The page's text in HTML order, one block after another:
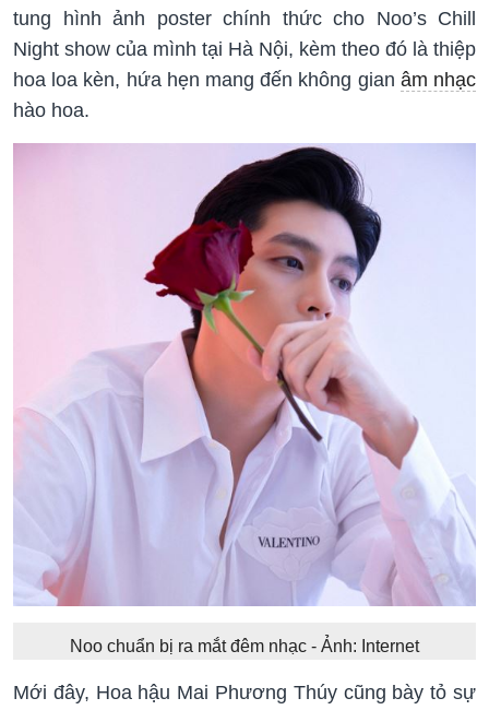
tung hình ảnh poster chính thức cho Noo’s Chill
Night show của mình tại Hà Nội, kèm theo đó là thiệp
hoa loa kèn, hứa hẹn mang đến không gian âm nhạc
hào hoa.
Noo chuẩn bị ra mắt đêm nhạc - Ảnh: Internet
Mới đây, Hoa hậu Mai Phương Thúy cũng bày tỏ sự